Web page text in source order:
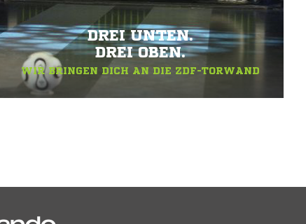
DREI UNTEN.
DREI OBEN.
WIR BRINGEN DICH AN DIE ZDF-TORWAND